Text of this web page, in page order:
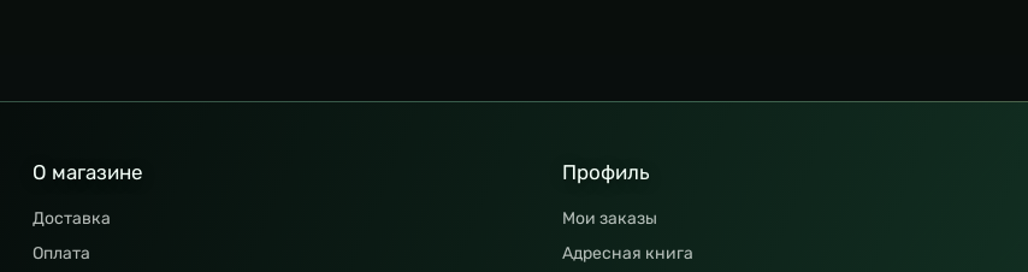
О магазине
Доставка
Оплата
Профиль
Мои заказы
Адресная книга